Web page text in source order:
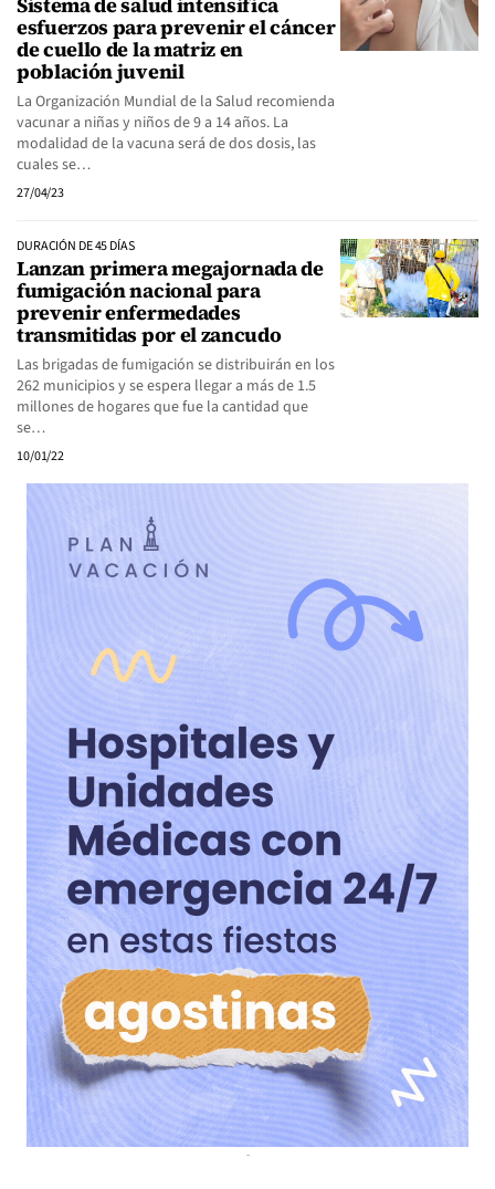
esfuerzos para prevenir el cáncer
de cuello de la matriz en
población juvenil
La Organización Mundial de la Salud recomienda
vacunar a niñas y niños de 9 a 14 años. La
modalidad de la vacuna será de dos dosis, las
cuales se…
27/04/23
DURACIÓN DE 45 DÍAS
Lanzan primera megajornada de
fumigación nacional para
prevenir enfermedades
transmitidas por el zancudo
Las brigadas de fumigación se distribuirán en los
262 municipios y se espera llegar a más de 1.5
millones de hogares que fue la cantidad que
se…
10/01/22